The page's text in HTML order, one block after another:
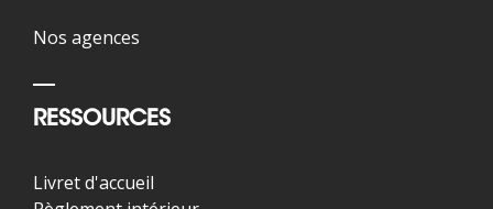
Nos agences
RESSOURCES
Livret d'accueil